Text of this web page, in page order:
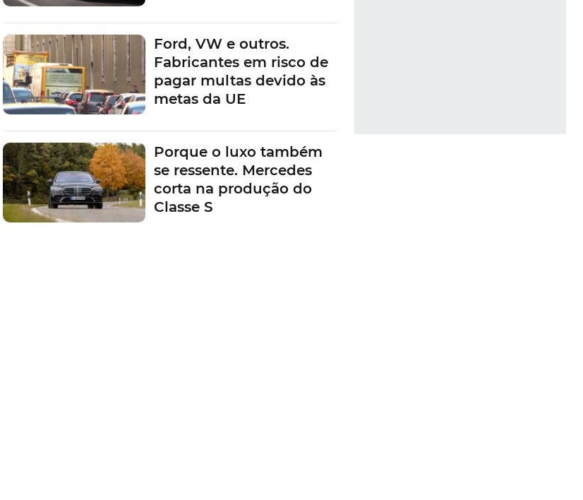
Ford, VW e outros.
Fabricantes em risco de
pagar multas devido às
metas da UE
Porque o luxo também
se ressente. Mercedes
corta na produção do
Classe S